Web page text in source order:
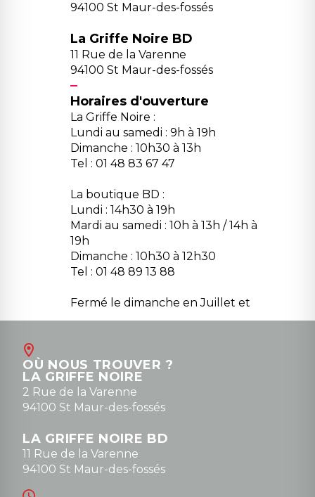
94100 St Maur-des-fossés
La Griffe Noire BD
11 Rue de la Varenne
94100 St Maur-des-fossés
Horaires d'ouverture
La Griffe Noire :
Lundi au samedi : 9h à 19h
Dimanche : 10h30 à 13h
Tel : 01 48 83 67 47
La boutique BD :
Lundi : 14h30 à 19h
Mardi au samedi : 10h à 13h / 14h à
19h
Dimanche : 10h30 à 12h30
Tel : 01 48 89 13 88
Fermé le dimanche en Juillet et
Août
contact@la-griffe-noire.com
0148836747
OÙ NOUS TROUVER ?
LA GRIFFE NOIRE
2 Rue de la Varenne
94100 St Maur-des-fossés
LA GRIFFE NOIRE BD
11 Rue de la Varenne
94100 St Maur-des-fossés